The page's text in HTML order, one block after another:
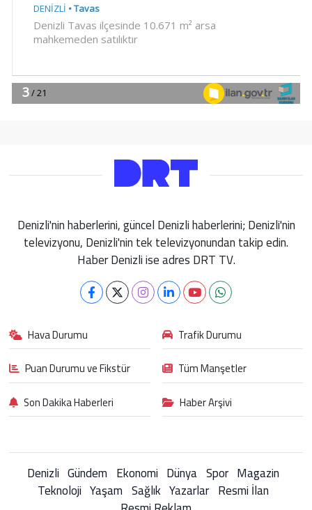
Denizli'nin haberlerini, güncel Denizli haberlerini; Denizli'nin
televizyonu, Denizli'nin tek televizyonundan takip edin.
Haber Denizli ise adres DRT TV.
Hava Durumu
Trafik Durumu
Puan Durumu ve Fikstür
Tüm Manşetler
Son Dakika Haberleri
Haber Arşivi
Denizli Gündem Ekonomi Dünya Spor Magazin
Teknoloji Yaşam Sağlık Yazarlar Resmi İlan